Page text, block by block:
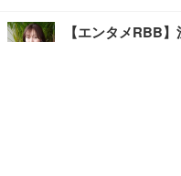
【エンタメRBB